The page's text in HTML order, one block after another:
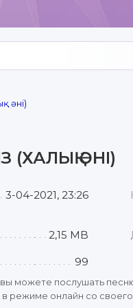
әні)
(ХАЛЫҚ ӘНІ)
3-04-2021, 23:26
2,15 MB
99
можете послушать
в режиме онлайн со